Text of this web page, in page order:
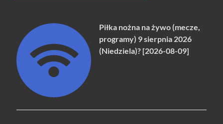
Piłka nożna na żywo (mecze,
programy) 9 sierpnia 2026
(Niedziela)? [2026-08-09]